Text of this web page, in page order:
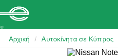
Αρχική / Αυτοκίνητα σε Κύπρος